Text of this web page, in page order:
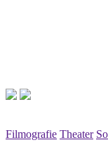
Filmografie Theater